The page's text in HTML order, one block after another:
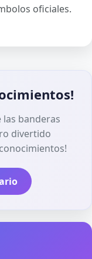
oficiales.
las banderas
divertido